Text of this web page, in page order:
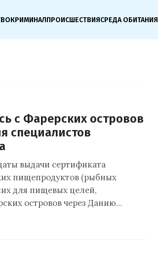
КРИМИНАЛПРОИСШЕСТВИЯСРЕДА ОБИТАНИЯ
с Фарерских островов
специалистов
выдачи сертификата
пищепродуктов (рыбных
для пищевых целей,
островов через Данию…